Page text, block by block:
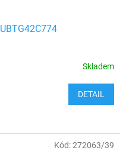
Skladem
DETAIL
Kód:272063/39